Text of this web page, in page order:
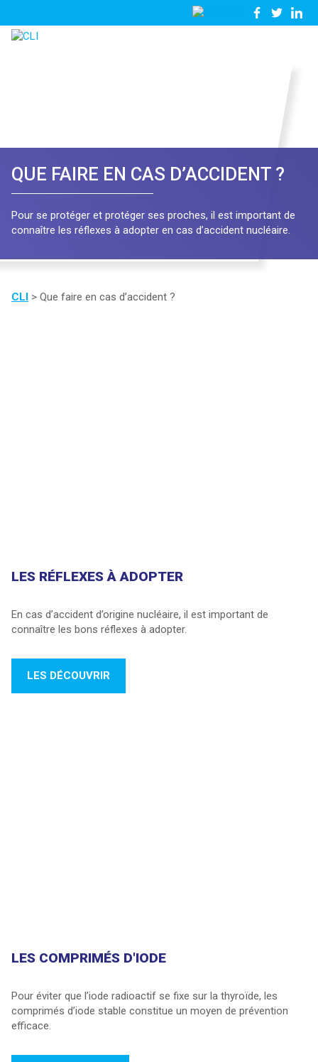
28
23
contacter
QUE FAIRE EN CAS D’ACCIDENT ?
Pour se protéger et protéger ses proches, il est important de
connaître les réflexes à adopter en cas d’accident nucléaire.
CLI > Que faire en cas d’accident ?
LES RÉFLEXES À ADOPTER
En cas d’accident d’origine nucléaire, il est important de
connaître les bons réflexes à adopter.
LES DÉCOUVRIR
LES COMPRIMÉS D'IODE
Pour éviter que l’iode radioactif se fixe sur la thyroïde, les
comprimés d’iode stable constitue un moyen de prévention
efficace.